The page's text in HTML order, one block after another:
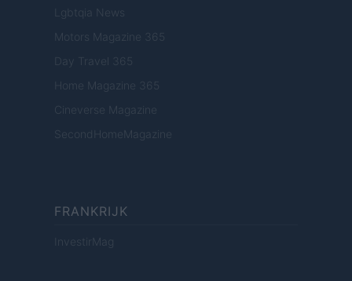
Lgbtqia News
Motors Magazine 365
Day Travel 365
Home Magazine 365
Cineverse Magazine
SecondHomeMagazine
FRANKRIJK
InvestirMag